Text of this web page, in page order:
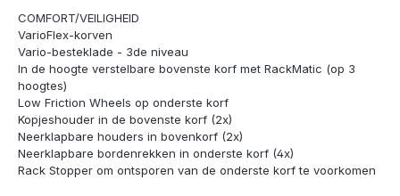
COMFORT/VEILIGHEID
VarioFlex-korven
Vario-besteklade - 3de niveau
In de hoogte verstelbare bovenste korf met RackMatic (op 3
hoogtes)
Low Friction Wheels op onderste korf
Kopjeshouder in de bovenste korf (2x)
Neerklapbare houders in bovenkorf (2x)
Neerklapbare bordenrekken in onderste korf (4x)
Rack Stopper om ontsporen van de onderste korf te voorkomen